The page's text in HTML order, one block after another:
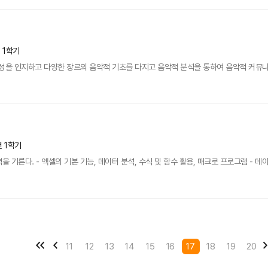
학기
을 인지하고 다양한 장르의 음악적 기초를 다지고 음악적 분석을 통하여 음악적 커뮤
학기
기른다. - 엑셀의 기본 기능, 데이터 분석, 수식 및 함수 활용, 매크로 프로그램 - 데
11 12 13 14 15 16 17 18 19 20